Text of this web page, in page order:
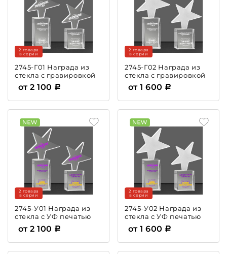
2745-Г01 Награда из
стекла с гравировкой
2 товара
в серии
от 2 100
2745-Г02 Награда из
стекла с гравировкой
2 товара
в серии
от 1 600
2745-У01 Награда из
стекла с УФ печатью
2 товара
в серии
от 2 100
2745-У02 Награда из
стекла с УФ печатью
2 товара
в серии
от 1 600